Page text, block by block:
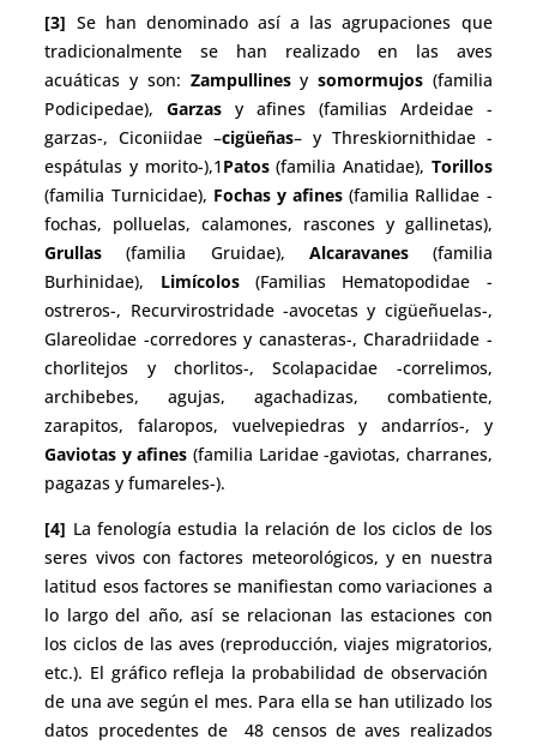
[3] Se han denominado así a las agrupaciones que
tradicionalmente se han realizado en las aves
acuáticas y son: Zampullinesy somormujos(familia
Podicipedae),Garzas y afines (familias Ardeidae -
garzas-, Ciconiidae –cigüeñas– y Threskiornithidae -
espátulas y morito-),1Patos(familia Anatidae), Torillos
(familia Turnicidae), Fochas y afines (familia Rallidae -
fochas, polluelas, calamones, rascones y gallinetas),
Grullas (familia Gruidae), Alcaravanes(familia
Burhinidae), Limícolos(Familias Hematopodidae -
ostreros-, Recurvirostridade -avocetas y cigüeñuelas-,
Glareolidae -corredores y canasteras-, Charadriidade -
chorlitejos y chorlitos-, Scolapacidae -correlimos,
archibebes, agujas, agachadizas, combatiente,
zarapitos, falaropos, vuelvepiedras y andarríos-, y
Gaviotas y afines (familia Laridae -gaviotas, charranes,
pagazas y fumareles-).
[4] La fenología estudia la relación de los ciclos de los
seres vivos con factores meteorológicos, y en nuestra
latitud esos factores se manifiestan como variaciones a
lo largo del año, así se relacionan las estaciones con
los ciclos de las aves (reproducción, viajes migratorios,
etc.). El gráfico refleja la probabilidad de observación
de una ave según el mes. Para ella se han utilizado los
datos procedentes de 48 censos de aves realizados